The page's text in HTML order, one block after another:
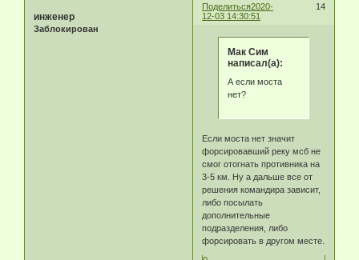
Поделиться 14
2020-
12-03 14:30:51
инженер
Заблокирован
Мак Сим
написал(а):
А если моста
нет?
Если моста нет значит
форсировавший реку мсб не
смог отогнать противника на
3-5 км. Ну а дальше все от
решения командира зависит,
либо посылать
дополнительные
подразделения, либо
форсировать в другом месте.